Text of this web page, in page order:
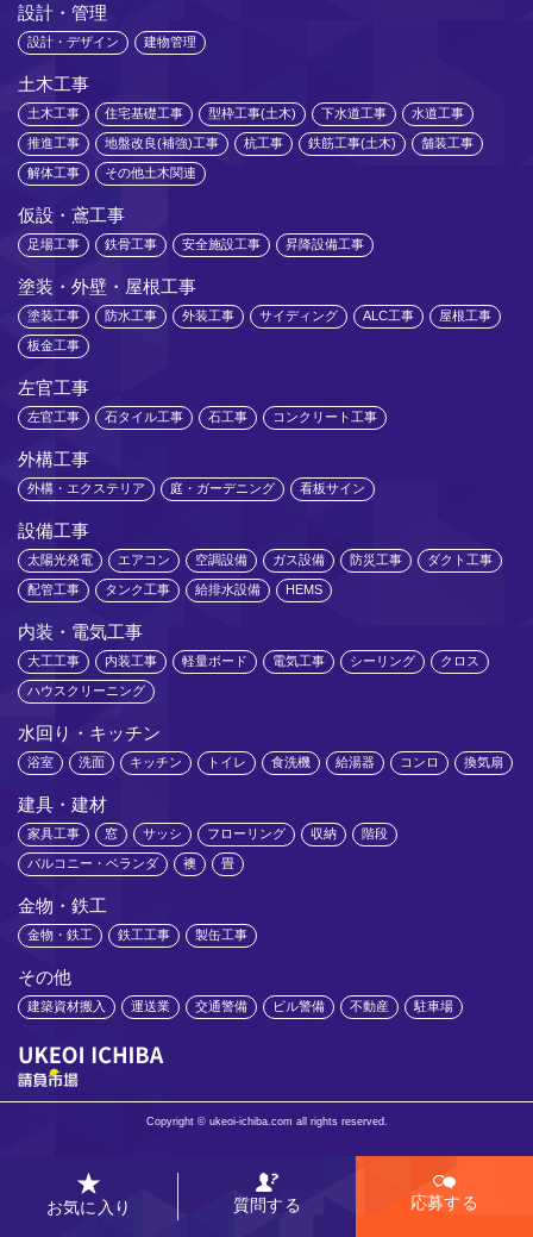
お気に入り 質問する 応募する
設計・管理
設計・デザイン 建物管理
土木工事
土木工事 住宅基礎工事 型枠工事(土木) 下水道工事 水道工事
推進工事 地盤改良(補強)工事 杭工事 鉄筋工事(土木) 舗装工事
解体工事 その他土木関連
仮設・鳶工事
足場工事 鉄骨工事 安全施設工事 昇降設備工事
塗装・外壁・屋根工事
塗装工事 防水工事 外装工事 サイディング ALC工事 屋根工事
板金工事
左官工事
左官工事 石タイル工事 石工事 コンクリート工事
外構工事
外構・エクステリア 庭・ガーデニング 看板サイン
設備工事
太陽光発電 エアコン 空調設備 ガス設備 防災工事 ダクト工事
配管工事 タンク工事 給排水設備 HEMS
内装・電気工事
大工工事 内装工事 軽量ボード 電気工事 シーリング クロス
ハウスクリーニング
水回り・キッチン
浴室 洗面 キッチン トイレ 食洗機 給湯器 コンロ 換気扇
建具・建材
家具工事 窓 サッシ フローリング 収納 階段
バルコニー・ベランダ 襖 畳
金物・鉄工
金物・鉄工 鉄工工事 製缶工事
その他
建築資材搬入 運送業 交通警備 ビル警備 不動産 駐車場
Copyright © ukeoi-ichiba.com all rights reserved.